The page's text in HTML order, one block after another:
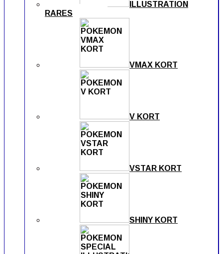
ILLUSTRATION
RARES
VMAX KORT
V KORT
VSTAR KORT
SHINY KORT